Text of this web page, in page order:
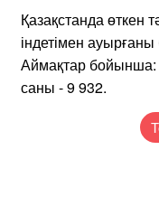
Қазақстанда өткен
індетімен
Аймақтар
саны - 9 932.